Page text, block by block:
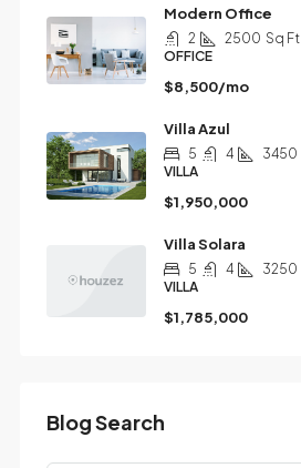
Modern Office
2 2500 Sq Ft
OFFICE
$8,500/mo
Villa Azul
5 4 3450
VILLA
$1,950,000
Villa Solara
5 4 3250
VILLA
$1,785,000
Blog Search